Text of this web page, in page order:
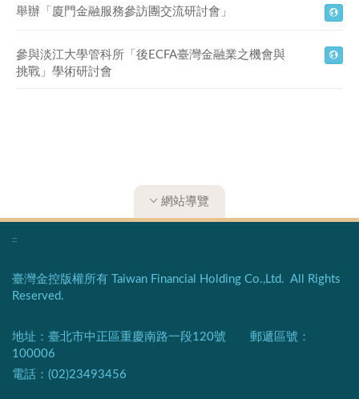
舉辦「廈門金融服務參訪團交流研討會」
參與淡江大學管科所「後ECFA臺灣金融業之機會與
挑戰」學術研討會
網站導覽
:::
臺灣金控版權所有 Taiwan Financial Holding Co.,Ltd. All Rights
Reserved.
地址：臺北市中正區重慶南路一段120號 郵遞區號：
100006
電話：(02)23493456